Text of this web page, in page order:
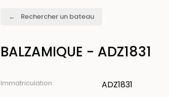
Rechercher un bateau
BALZAMIQUE - ADZ1831
Immatriculation ADZ1831